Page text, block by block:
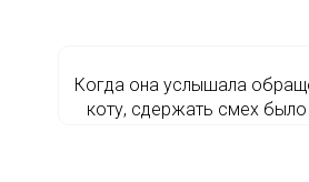
Когда она услышала
коту, сдержать смех